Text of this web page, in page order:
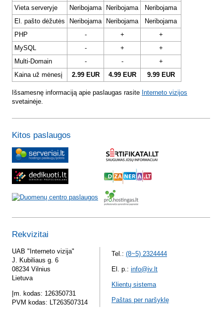
Vieta serveryje
Neribojama Neribojama
Neribojama
El. pašto dėžutės
Neribojama Neribojama
Neribojama
PHP
- +
+
MySQL
- +
+
Multi-Domain
- -
+
Kaina už mėnesį
2.99 EUR 4.99 EUR 9.99 EUR
Išsamesnę informaciją apie paslaugas rasite Interneto vizijos
svetainėje.
Kitos paslaugos
Rekvizitai
UAB "Interneto vizija"
J. Kubiliaus g. 6
08234 Vilnius
Lietuva
Įm. kodas: 126350731
PVM kodas: LT263507314
Tel.: (8~5) 2324444
El. p.: info@iv.lt
Klientų sistema
Paštas per naršyklę